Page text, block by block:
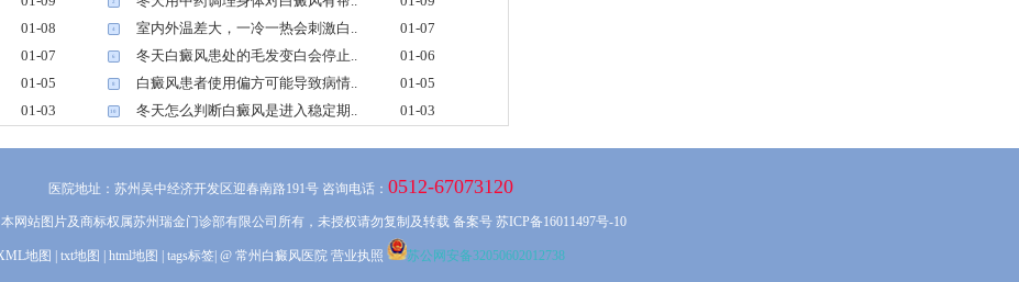
2
01-08 4 室内外温差大，一冷一热会刺激白.. 01-07
01-07 6 冬天白癜风患处的毛发变白会停止.. 01-06
01-05 8 白癜风患者使用偏方可能导致病情.. 01-05
01-03 10 冬天怎么判断白癜风是进入稳定期.. 01-03
医院地址：苏州吴中经济开发区迎春南路191号 咨询电话： 0512-67073120
网站图片及商标权属苏州瑞金门诊部有限公司所有，未授权请勿复制及转载 备案号 苏ICP备16011497号-10
地图 txt地图 html地图 tags标签 | @ 常州白癜风医院 营业执照 苏公网安备32050602012738